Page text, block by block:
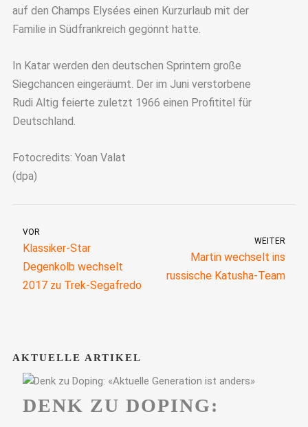
auf den Champs Elysées einen Kurzurlaub mit der
Familie in Südfrankreich gegönnt hatte.
In Katar werden den deutschen Sprintern große
Siegchancen eingeräumt. Der im Juni verstorbene
Rudi Altig feierte zuletzt 1966 einen Profititel für
Deutschland.
Fotocredits: Yoan Valat
(dpa)
VOR
Klassiker-Star
Degenkolb wechselt
2017 zu Trek-Segafredo
WEITER
Martin wechselt ins
russische Katusha-Team
AKTUELLE ARTIKEL
DENK ZU DOPING: